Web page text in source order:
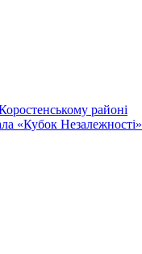
районі
«Кубок Незалежності»